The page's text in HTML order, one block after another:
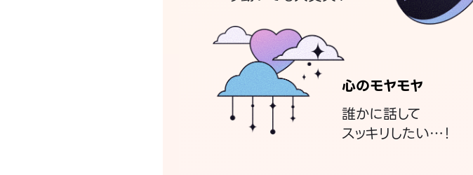
心のモヤモヤ
誰かに話して
スッキリしたい…！